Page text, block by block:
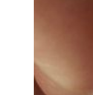
鼾
解